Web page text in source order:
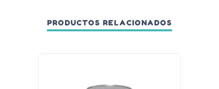
PRODUCTOS RELACIONADOS